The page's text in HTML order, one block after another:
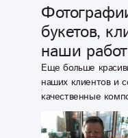
букетов,
наши
Еще больше
наших клиентов и
качественные